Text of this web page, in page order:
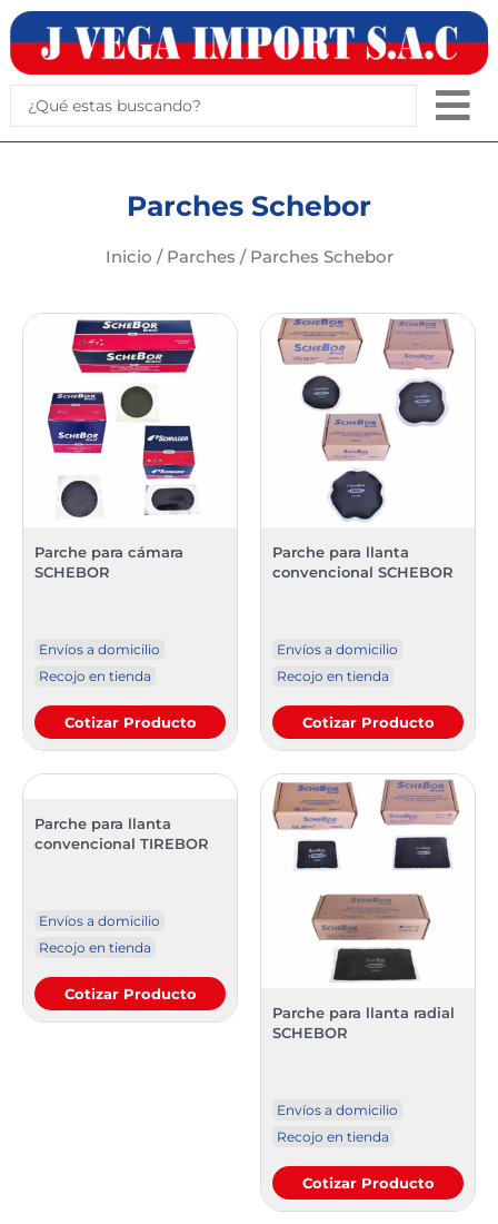
al
contenido
Parches Schebor
Inicio / Parches / Parches Schebor
Parche para cámara
SCHEBOR
Envíos a domicilio
Recojo en tienda
Cotizar Producto
Parche para llanta
convencional SCHEBOR
Envíos a domicilio
Recojo en tienda
Cotizar Producto
Parche para llanta
convencional TIREBOR
Envíos a domicilio
Recojo en tienda
Cotizar Producto
Parche para llanta radial
SCHEBOR
Envíos a domicilio
Recojo en tienda
Cotizar Producto